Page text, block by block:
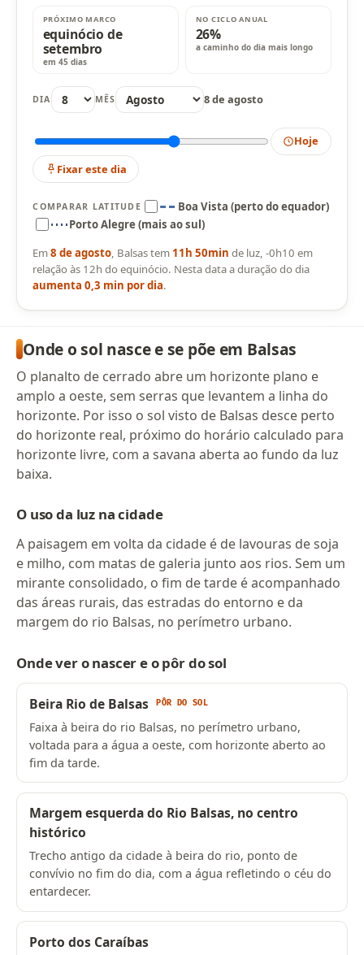
PRÓXIMO MARCO
equinócio de
setembro
em 45 dias
NO CICLO ANUAL
26%
a caminho do dia mais longo
DIA MÊS 8 de agosto
Hoje
Fixar este dia
COMPARAR LATITUDE
Boa Vista (perto do equador)
Porto Alegre (mais ao sul)
Em8 de agosto, Balsas tem 11h 50min de luz, -0h10 em
relação às 12h do equinócio. Nesta data a duração do dia
aumenta 0,3 min por dia.
Onde o sol nasce e se põe em Balsas
O planalto de cerrado abre um horizonte plano e
amplo a oeste, sem serras que levantem a linha do
horizonte. Por isso o sol visto de Balsas desce perto
do horizonte real, próximo do horário calculado para
horizonte livre, com a savana aberta ao fundo da luz
baixa.
O uso da luz na cidade
A paisagem em volta da cidade é de lavouras de soja
e milho, com matas de galeria junto aos rios. Sem um
mirante consolidado, o fim de tarde é acompanhado
das áreas rurais, das estradas do entorno e da
margem do rio Balsas, no perímetro urbano.
Onde ver o nascer e o pôr do sol
Beira Rio de Balsas PÔR DO SOL
Faixa à beira do rio Balsas, no perímetro urbano,
voltada para a água a oeste, com horizonte aberto ao
fim da tarde.
Margem esquerda do Rio Balsas, no centro
histórico
Trecho antigo da cidade à beira do rio, ponto de
convívio no fim do dia, com a água refletindo o céu do
entardecer.
Porto dos Caraíbas